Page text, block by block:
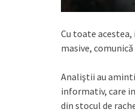
Cu toate
masive,
Analiştii au
informativ, care
din stocul de